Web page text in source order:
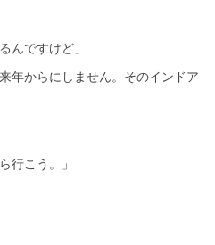
んですけど」
年からにしません。そのインドア
行こう。」